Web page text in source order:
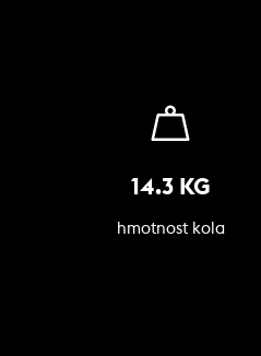
14.3 KG
hmotnost kola